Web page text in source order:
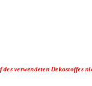
verwendeten Dekostoffes